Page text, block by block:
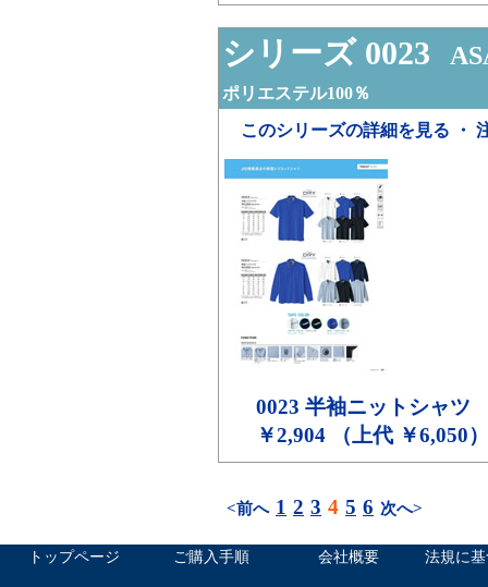
シリーズ 0023
ポリエステル100％
このシリーズの詳細を見る ・
0023 半袖ニットシャツ
￥2,904 （上代 ￥6,050）
<前へ 1 2 3 4 5 6 次へ>
トップページ ご購入手順 会社概要 法規に